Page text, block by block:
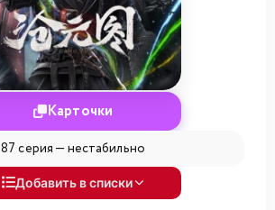
Карточки
87 серия — нестабильно
Добавить в списки